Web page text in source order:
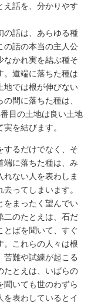
え話を、分かりやす
話は、あらゆる種
の話の本当の主人公
なかれ実を結ぶ種そ
。道端に落ちた種は
地では根が伸びない
間に落ちた種は、
目の土地は良い土地
を結びます。
るだけでなく、そ
端に落ちた種は、み
れない人を表わしま
ってしまいます。
をまったく望んでい
二のたとえは、石だ
とばを聞いて、すぐ
。これらの人々は根
苦難や試練が起こる
たとえは、いばらの
聞いても世のわずら
を表わしているとイ